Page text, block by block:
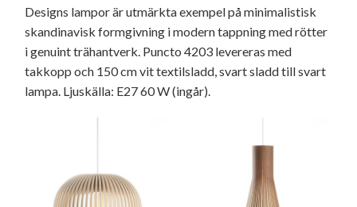
Designs lampor är utmärkta exempel på minimalistisk
skandinavisk formgivning i modern tappning med rötter
i genuint trähantverk. Puncto 4203 levereras med
takkopp och 150 cm vit textilsladd, svart sladd till svart
lampa. Ljuskälla: E27 60 W (ingår).